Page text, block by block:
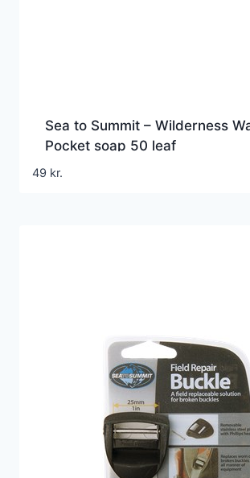
Sea to Summit – Wilderness
Pocket soap 50 leaf
49 kr.